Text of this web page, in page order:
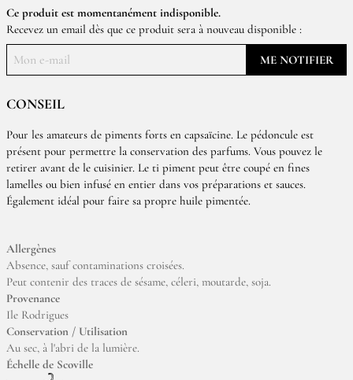
Ce produit est momentanément indisponible.
Recevez un email dès que ce produit sera à nouveau disponible :
ME NOTIFIER
CONSEIL
Pour les amateurs de piments forts en capsaïcine. Le pédoncule est
présent pour permettre la conservation des parfums. Vous pouvez le
retirer avant de le cuisinier. Le ti piment peut être coupé en fines
lamelles ou bien infusé en entier dans vos préparations et sauces.
Également idéal pour faire sa propre huile pimentée.
Allergènes
Absence, sauf contaminations croisées.
Peut contenir des traces de sésame, céleri, moutarde, soja.
Provenance
Ile Rodrigues
Conservation / Utilisation
Au sec, à l'abri de la lumière.
Échelle de Scoville